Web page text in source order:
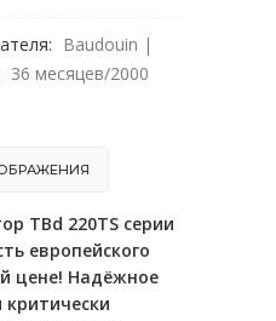
Baudouin |
36 месяцев/2000
TBd 220TS серии
европейского
цене! Надёжное